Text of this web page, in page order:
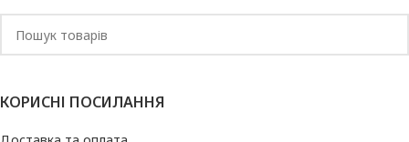
КОРИСНІ ПОСИЛАННЯ